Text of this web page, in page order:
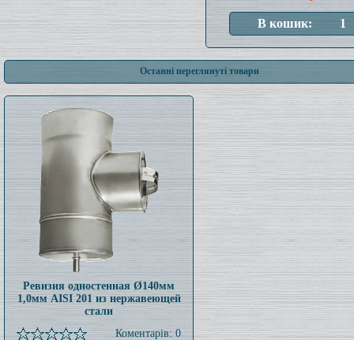
Останні переглянуті товари
Ревизия одностенная Ø140мм
1,0мм AISI 201 из нержавеющей
стали
Коментарів: 0